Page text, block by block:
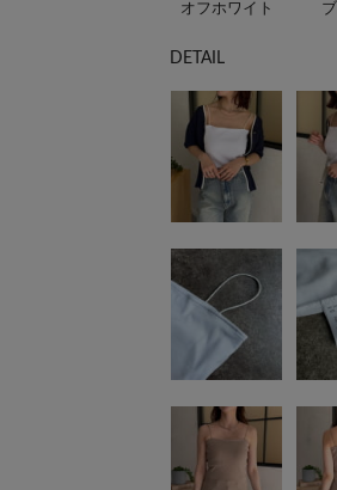
オフホワイト
DETAIL